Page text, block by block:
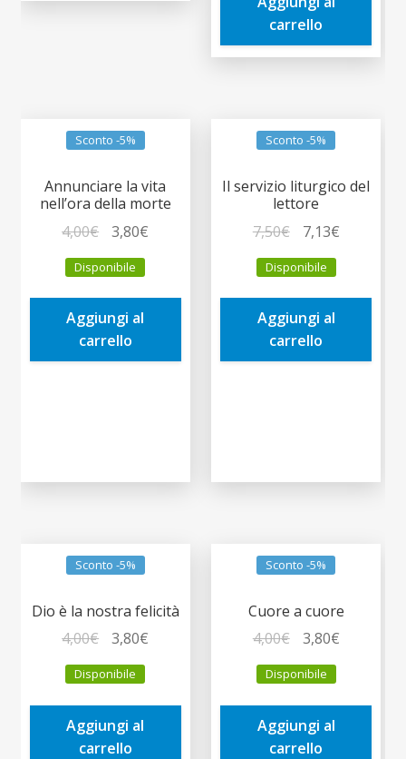
19,00€.
carrello
Sconto -5%
Annunciare la vita
nell’ora della morte
4,00€
prezzo
originale
era:
4,00€.
3,80€
è:
Disponibile
Aggiungi al
carrello
Sconto -5%
Il servizio liturgico del
lettore
7,50€
prezzo
originale
era:
7,50€.
7,13€Il
è:
Disponibile
Aggiungi al
carrello
Sconto -5%
Dio è la nostra felicità
4,00€
prezzo
originale
era:
4,00€.
3,80€
è:
Disponibile
Aggiungi al
carrello
Sconto -5%
Cuore a cuore
4,00€
prezzo
originale
era:
4,00€.
3,80€Il
è:
Disponibile
Aggiungi al
carrello